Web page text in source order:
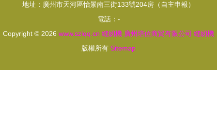
品批發市場
地址：廣州市天河區怡景南三街133號204房（自主申報）
電話：-
Copyright © 2026 www.szlqq.cn 縫紉機 廣州培位商貿有限公司 縫紉機
版權所有 Sitemap